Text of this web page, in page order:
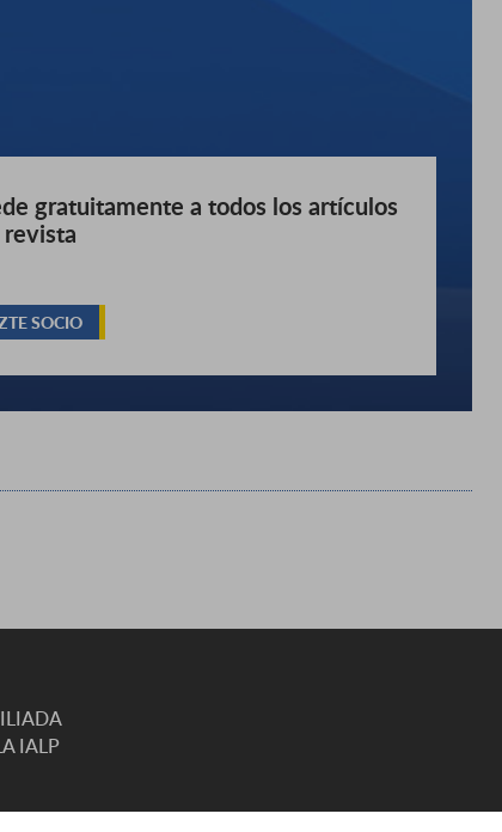
gratuitamente a todos los artículos
SOCIO
IALP